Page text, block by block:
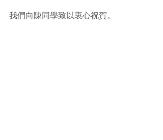
我們向陳同學致以衷心祝賀。